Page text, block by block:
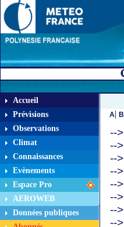
Accueil
Prévisions
Observations
Climat
Connaissances
Evènements
Espace Pro
AEROWEB
Données publiques
A| B
-->
-->
-->
-->
-->
-->
-->
-->